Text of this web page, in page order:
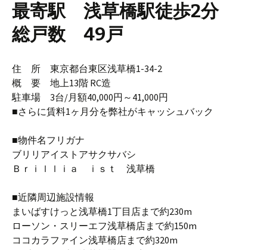
最寄駅 浅草橋駅徒歩2分
総戸数 49戸
住 所 東京都台東区浅草橋1-34-2
概 要 地上13階 RC造
駐車場 3台/月額40,000円～41,000円
■さらに賃料1ヶ月分を弊社がキャッシュバック
■物件名フリガナ
ブリリアイストアサクサバシ
Ｂｒｉｌｌｉａ ｉｓｔ 浅草橋
■近隣周辺施設情報
まいばすけっと浅草橋1丁目店まで約230m
ローソン・スリーエフ浅草橋店まで約150m
ココカラファイン浅草橋店まで約320m